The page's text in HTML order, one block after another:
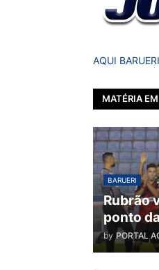
AQUI
MATÉRIA
BARUERI
Rubrão
ponto
by PORTAL